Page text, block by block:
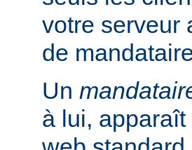
votre serveur
de
Un
à lui,